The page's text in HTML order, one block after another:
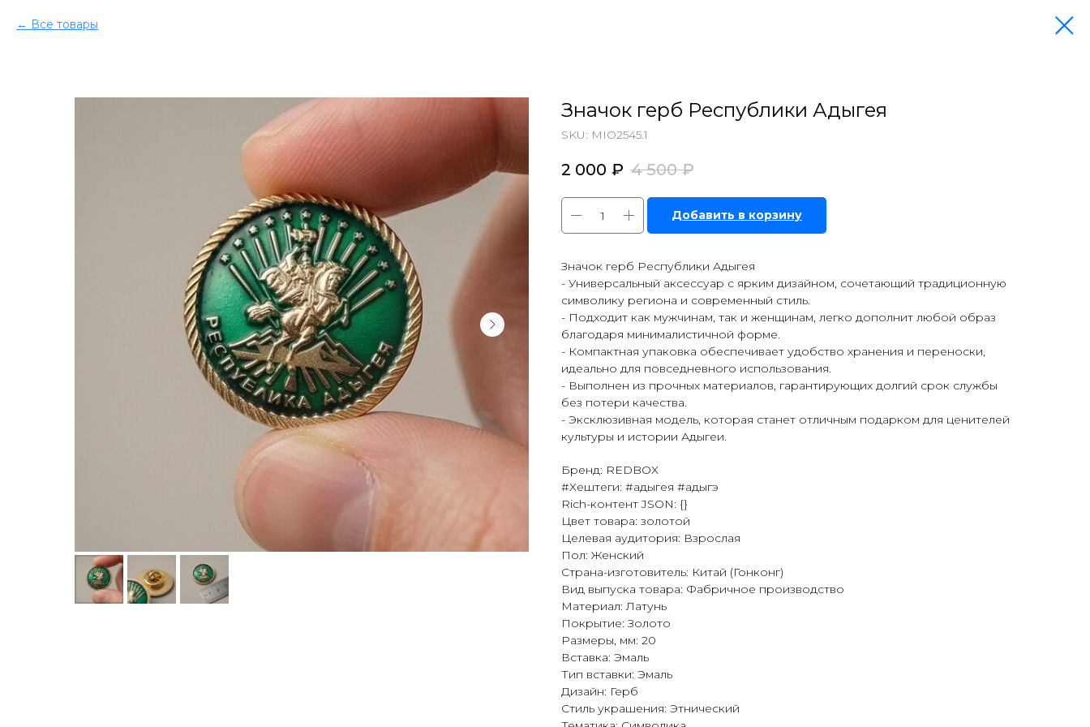
Все товары
Значок герб Республики Адыгея
SKU: MIO2545.1
2 000 ₽ 4 500 ₽
Добавить в корзину
Значок герб Республики Адыгея
- Универсальный аксессуар с ярким дизайном, сочетающий традиционную
символику региона и современный стиль.
- Подходит как мужчинам, так и женщинам, легко дополнит любой образ
благодаря минималистичной форме.
- Компактная упаковка обеспечивает удобство хранения и переноски,
идеально для повседневного использования.
- Выполнен из прочных материалов, гарантирующих долгий срок службы
без потери качества.
- Эксклюзивная модель, которая станет отличным подарком для ценителей
культуры и истории Адыгеи.
Бренд: REDBOX
#Хештеги: #адыгея #адыгэ
Rich-контент JSON: {}
Цвет товара: золотой
Целевая аудитория: Взрослая
Пол: Женский
Страна-изготовитель: Китай (Гонконг)
Вид выпуска товара: Фабричное производство
Материал: Латунь
Покрытие: Золото
Размеры, мм: 20
Вставка: Эмаль
Тип вставки: Эмаль
Дизайн: Герб
Стиль украшения: Этнический